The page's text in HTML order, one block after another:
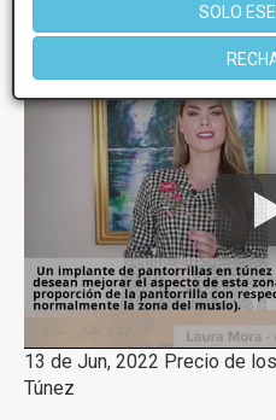
SOLO
Videos
13 de Jun, 2022 Precio de
Túnez